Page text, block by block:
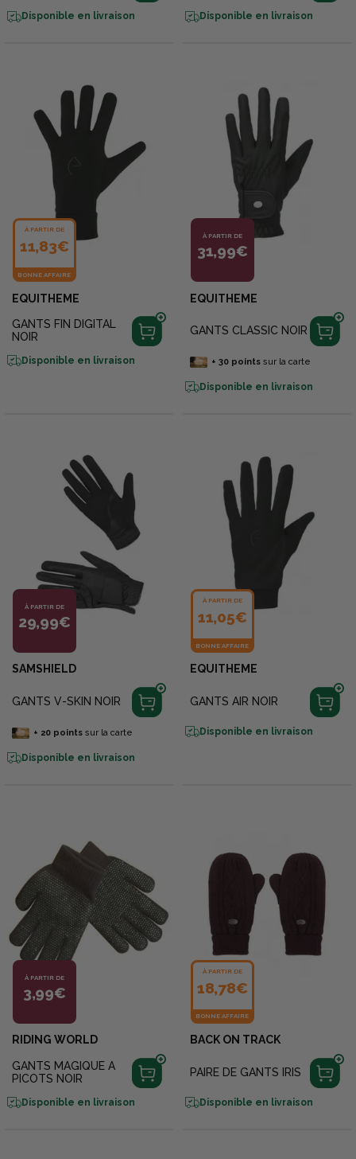
Disponible en livraison Disponible en livraison
À PARTIR DE
11,83€
BONNE AFFAIRE
EQUITHEME
GANTS FIN DIGITAL
NOIR
Disponible en livraison
À PARTIR DE
31,99€
EQUITHEME
GANTS CLASSIC NOIR
+ 30pointssur la carte
Disponible en livraison
À PARTIR DE
29,99€
SAMSHIELD
GANTS V-SKIN NOIR
+ 20pointssur la carte
Disponible en livraison
À PARTIR DE
11,05€
BONNE AFFAIRE
EQUITHEME
GANTS AIR NOIR
Disponible en livraison
À PARTIR DE
3,99€
RIDING WORLD
GANTS MAGIQUE A
PICOTS NOIR
Disponible en livraison
À PARTIR DE
18,78€
BONNE AFFAIRE
BACK ON TRACK
PAIRE DE GANTS IRIS
Disponible en livraison